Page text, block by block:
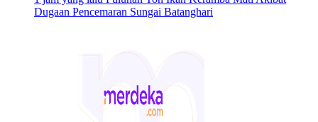
Dugaan Pencemaran Sungai Batanghari